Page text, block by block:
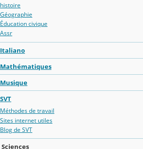
histoire
Géographie
Éducation civique
Assr
Italiano
Mathématiques
Musique
SVT
Méthodes de travail
Sites internet utiles
Blog de SVT
Sciences